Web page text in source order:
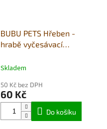
BUBU PETS Hřeben -
hrabě vyčesávací
11x15,5cm
Skladem
50 Kč bez DPH
60 Kč
Do košíku